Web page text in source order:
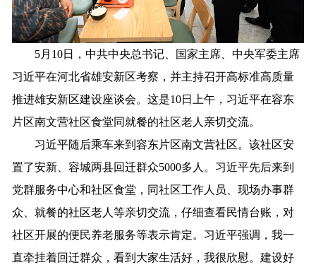
5月10日，中共中央总书记、国家主席、中央军委主席
习近平在河北省雄安新区考察，并主持召开高标准高质量
推进雄安新区建设座谈会。这是10日上午，习近平在容东
片区南文营社区食堂同就餐的社区老人亲切交流。
习近平随后乘车来到容东片区南文营社区。该社区安
置了安新、容城两县回迁群众5000多人。习近平先后来到
党群服务中心和社区食堂，同社区工作人员、现场办事群
众、就餐的社区老人等亲切交流，仔细查看民情台账，对
社区开展的便民养老服务等表示肯定。习近平强调，我一
直牵挂着回迁群众，看到大家生活好，我很欣慰。建设好